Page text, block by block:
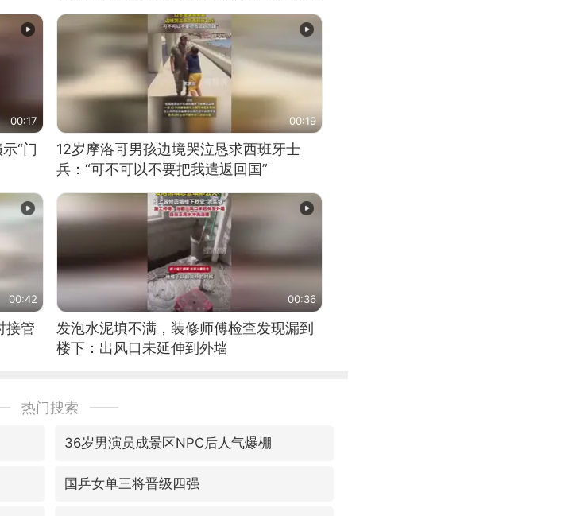
的？
00:17
“门
00:19
12岁摩洛哥男孩边境哭泣恳求西班牙士
兵：“可不可以不要把我遣返回国”
00:42
接管
00:36
发泡水泥填不满，装修师傅检查发现漏到
楼下：出风口未延伸到外墙
热门搜索
36岁男演员成景区NPC后人气爆棚
国乒女单三将晋级四强